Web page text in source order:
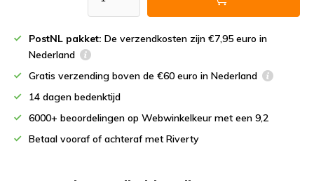
PostNL pakket: De verzendkosten zijn €7,95 euro in
Nederland
Gratis verzending boven de €60 euro in Nederland
14 dagen bedenktijd
6000+ beoordelingen op Webwinkelkeur met een 9,2
Betaal vooraf of achteraf met Riverty